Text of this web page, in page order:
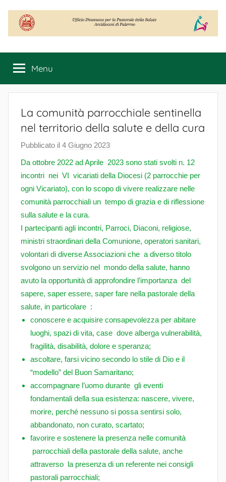
contenuto
per
Pastorale
Salute
Menu
La comunità parrocchiale sentinella
nel territorio della salute e della cura
Pubblicato il 4 Giugno 2023
i
F
o
Da ottobre 2022 ad Aprile 2023 sono stati svolti n. 12
incontri nei VI vicariati della Diocesi (2 parrocchie per
ogni Vicariato), con lo scopo di vivere realizzare nelle
comunità parrocchiali un tempo di grazia e di riflessione
sulla salute e la cura.
I partecipanti agli incontri, Parroci, Diaconi, religiose,
ministri straordinari della Comunione, operatori sanitari,
volontari di diverse Associazioni che a diverso titolo
svolgono un servizio nel mondo della salute, hanno
avuto la opportunità di approfondire l’importanza del
sapere, saper essere, saper fare nella pastorale della
salute, in particolare :
conoscere e acquisire consapevolezza per abitare
luoghi, spazi di vita, case dove alberga vulnerabilità,
fragilità, disabilità, dolore e speranza;
ascoltare, farsi vicino secondo lo stile di Dio e il
“modello” del Buon Samaritano;
accompagnare l’uomo durante gli eventi
fondamentali della sua esistenza: nascere, vivere,
morire, perché nessuno si possa sentirsi solo,
abbandonato, non curato, scartato;
favorire e sostenere la presenza nelle comunità
parrocchiali della pastorale della salute, anche
attraverso la presenza di un referente nei consigli
pastorali parrocchiali;